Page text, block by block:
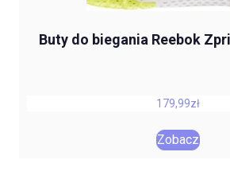
Buty do biegania Reebok
179,99zł
Zobacz